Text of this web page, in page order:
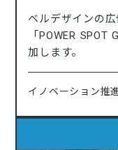
ベルデザインの
「POWER
加します。
イノベーション推